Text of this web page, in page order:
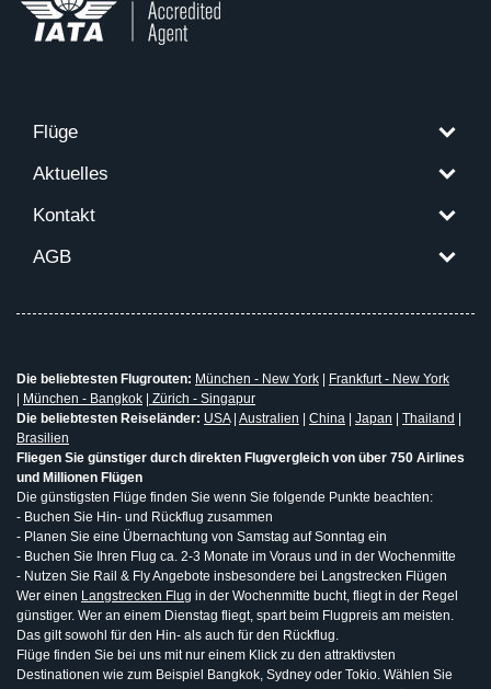
Flüge
Aktuelles
Kontakt
AGB
Die beliebtesten Flugrouten: München - New York
Frankfurt - New York
München - Bangkok
Zürich - Singapur
Die beliebtesten Reiseländer: USA| Australien China Japan Thailand
Brasilien
Fliegen Sie günstiger durch direkten Flugvergleich von über 750 Airlines
und Millionen Flügen
Die günstigsten Flüge finden Sie wenn Sie folgende Punkte beachten:
- Buchen Sie Hin- und Rückflug zusammen
- Planen Sie eine Übernachtung von Samstag auf Sonntag ein
- Buchen Sie Ihren Flug ca. 2-3 Monate im Voraus und in der Wochenmitte
- Nutzen Sie Rail & Fly Angebote insbesondere bei Langstrecken Flügen
Wer einen Langstrecken Flug in der Wochenmitte bucht, fliegt in der Regel
günstiger. Wer an einem Dienstag fliegt, spart beim Flugpreis am meisten.
Das gilt sowohl für den Hin- als auch für den Rückflug.
Flüge finden Sie bei uns mit nur einem Klick zu den attraktivsten
Destinationen wie zum Beispiel Bangkok, Sydney oder Tokio. Wählen Sie